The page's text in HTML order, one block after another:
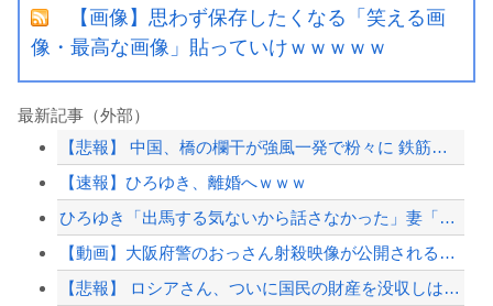
【画像】思わず保存したくなる「笑える画
像・最高な画像」貼っていけｗｗｗｗｗ
最新記事（外部）
【悲報】 中国、橋の欄干が強風一発で粉々に 鉄筋ゼロ 当局「接着剤でくっつけただ...
【速報】ひろゆき、離婚へｗｗｗ
ひろゆき「出馬する気ないから話さなかった」妻「それでも不誠実だろ」→離婚協議へｗ...
【動画】大阪府警のおっさん射殺映像が公開される。当然のように無抵抗だったことが発...
【悲報】 ロシアさん、ついに国民の財産を没収しはじめる